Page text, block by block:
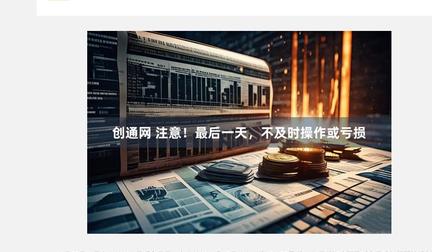
深证成指 14110.12 -34.08 -0.24% 沪深300 4651.31 -6.85